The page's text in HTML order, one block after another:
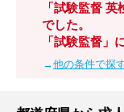
「試験監督
でした。
「試験監督」
→他の条件で探